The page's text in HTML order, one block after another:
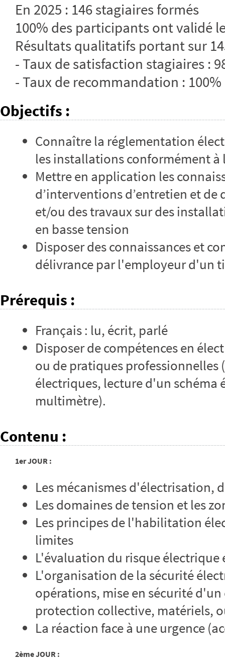
En 2025 : 146 stagiaires formés
100% des participants ont validé
Résultats qualitatifs portant sur
- Taux de satisfaction stagiaires :
- Taux de recommandation : 100%
Objectifs :
Connaître la réglementation
les installations conformément à
Mettre en application les
d’interventions d’entretien et de
et/ou des travaux sur des
en basse tension
Disposer des connaissances et
délivrance par l'employeur d'un
Prérequis :
Français : lu, écrit, parlé
Disposer de compétences en
ou de pratiques professionnelles
électriques, lecture d'un
multimètre).
Contenu :
1er JOUR :
Les mécanismes d'électrisation,
Les domaines de tension et les
Les principes de l'habilitation
limites
L'évaluation du risque
L'organisation de la sécurité
opérations, mise en sécurité
protection collective, matériels,
La réaction face à une urgence
2ème JOUR :